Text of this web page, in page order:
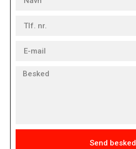
Send besked